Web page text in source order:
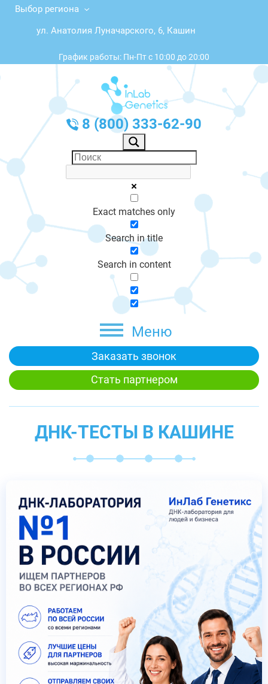
Выбор региона
ул. Анатолия Луначарского, 6, Кашин
График работы: Пн-Пт с 10:00 до 20:00
8 (800) 333-62-90
Exact matches only
Search in title
Search in content
Меню
Заказать звонок
Стать партнером
ДНК-ТЕСТЫ В КАШИНЕ